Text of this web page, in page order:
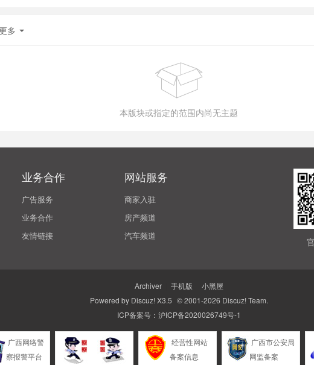
多
本版块或指定的范围内尚无主题
业务合作
广告服务
业务合作
友情链接
网站服务
商家入驻
房产频道
汽车频道
Archiver 手机版
小黑屋
Powered by Discuz! X3.5 © 2001-2026 Discuz! Team.
ICP备案号： 沪ICP备2020026749号-1
广西网络警
察报警平台
经营性网站
备案信息
广西市公安局
网监备案